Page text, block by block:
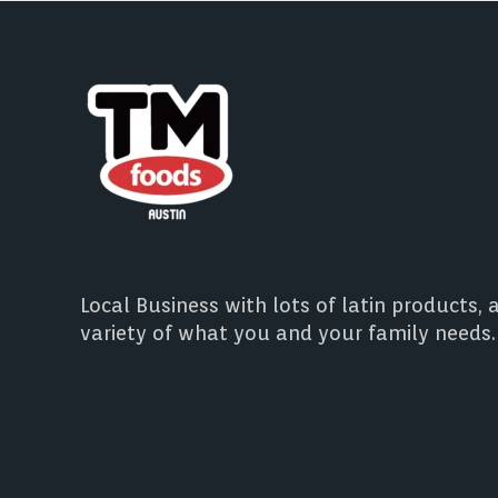
Local Business with lots of latin products, a
variety of what you and your family needs.